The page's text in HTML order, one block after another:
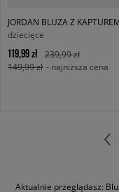
dziecięce
119,99 zł
239,99 zł
149,99 zł - najniższa cena
Aktualnie przeglądasz: